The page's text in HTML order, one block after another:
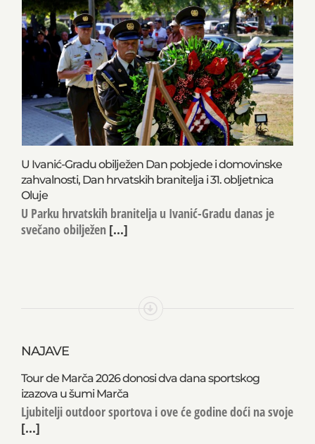
U Ivanić-Gradu obilježen Dan pobjede i domovinske
zahvalnosti, Dan hrvatskih branitelja i 31. obljetnica
Oluje
U Parku hrvatskih branitelja u Ivanić-Gradu danas je
svečano obilježen [...]
NAJAVE
Tour de Marča 2026 donosi dva dana sportskog
izazova u šumi Marča
Ljubitelji outdoor sportova i ove će godine doći na svoje
[...]